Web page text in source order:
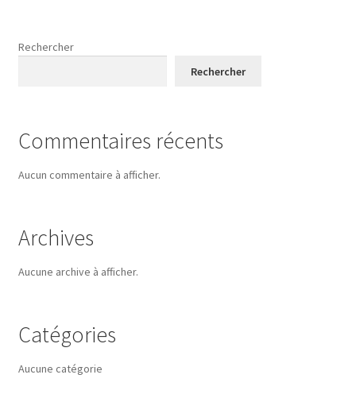
Rechercher
Rechercher
Commentaires récents
Aucun commentaire à afficher.
Archives
Aucune archive à afficher.
Catégories
Aucune catégorie